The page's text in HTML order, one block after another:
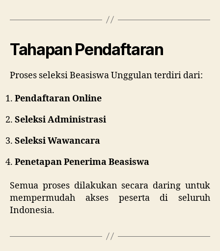
Tahapan Pendaftaran
Proses seleksi Beasiswa Unggulan terdiri dari:
Pendaftaran Online
Seleksi Administrasi
Seleksi Wawancara
Penetapan Penerima Beasiswa
Semua proses dilakukan secara daring untuk
mempermudah akses peserta di seluruh
Indonesia.